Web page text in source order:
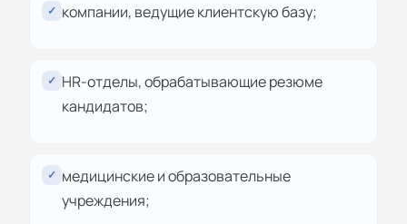
✓ компании, ведущие клиентскую базу;
✓ HR-отделы, обрабатывающие резюме
кандидатов;
✓ медицинские и образовательные
учреждения;